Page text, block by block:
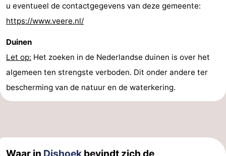
u eventueel de contactgegevens van deze gemeente:
https://www.veere.nl/
Duinen
Let op: Het zoeken in de Nederlandse duinen is over het
algemeen ten strengste verboden. Dit onder andere ter
bescherming van de natuur en de waterkering.
Waar in Dishoek bevindt zich de